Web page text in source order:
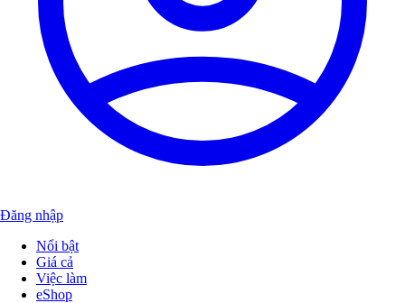
Đăng nhập
Nổi bật
Giá cả
Việc làm
eShop